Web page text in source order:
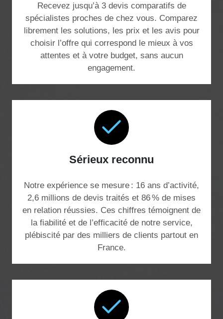
Recevez jusqu’à 3 devis comparatifs de
spécialistes proches de chez vous. Comparez
librement les solutions, les prix et les avis pour
choisir l’offre qui correspond le mieux à vos
attentes et à votre budget, sans aucun
engagement.
Sérieux reconnu
Notre expérience se mesure : 16 ans d’activité,
2,6 millions de devis traités et 86 % de mises
en relation réussies. Ces chiffres témoignent de
la fiabilité et de l’efficacité de notre service,
plébiscité par des milliers de clients partout en
France.